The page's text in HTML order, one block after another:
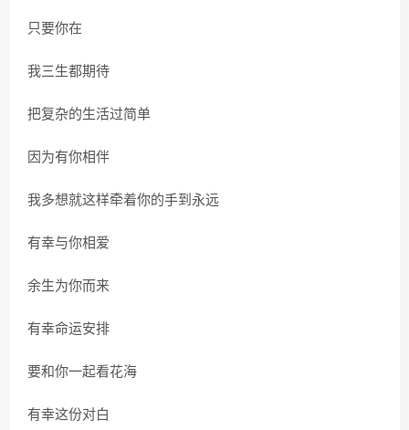
只要你在
我三生都期待
把复杂的生活过简单
因为有你相伴
我多想就这样牵着你的手到永远
有幸与你相爱
余生为你而来
有幸命运安排
要和你一起看花海
有幸这份对白